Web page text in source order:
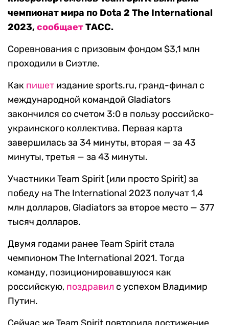
чемпионат мира по Dota 2 The International
2023,сообщаетТАСС.
Соревнования с призовым фондом $3,1 млн
проходили в Сиэтле.
Как пишет издание sports.ru, гранд-финал с
международной командой Gladiators
закончился со счетом 3:0 в пользу российско-
украинского коллектива. Первая карта
завершилась за 34 минуты, вторая — за 43
минуты, третья — за 43 минуты.
Участники Team Spirit (или просто Spirit) за
победу на The International 2023 получат 1,4
млн долларов, Gladiators за второе место — 377
тысяч долларов.
Двумя годами ранее Team Spirit стала
чемпионом The International 2021. Тогда
команду, позиционировавшуюся как
российскую, поздравил с успехом Владимир
Путин.